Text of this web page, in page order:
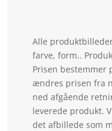
Alle
farve, form..
Prisen bestemmer
ændres prisen fra
ned afgående
leverede produkt.
det afbillede som